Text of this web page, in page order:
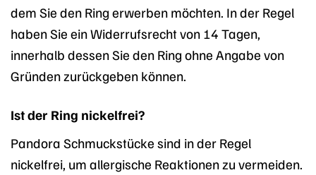
dem Sie den Ring erwerben möchten. In der Regel
haben Sie ein Widerrufsrecht von 14 Tagen,
innerhalb dessen Sie den Ring ohne Angabe von
Gründen zurückgeben können.
Ist der Ring nickelfrei?
Pandora Schmuckstücke sind in der Regel
nickelfrei, um allergische Reaktionen zu vermeiden.